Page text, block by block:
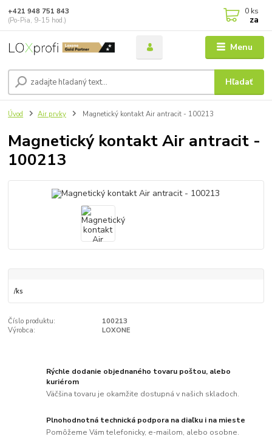
Menu
Hľadať
+421 948 751 843
(Po-Pia, 9-15 hod.)
0 ks
za
Úvod Air prvky Magnetický kontakt Air antracit - 100213
Magnetický kontakt Air antracit -
100213
/ks
Číslo produktu:
100213
Výrobca:
LOXONE
Rýchle dodanie objednaného tovaru poštou, alebo
kuriérom
Väčšina tovaru je okamžite dostupná v našich skladoch.
Plnohodnotná technická podpora na diaľku i na mieste
Pomôžeme Vám telefonicky, e-mailom, alebo osobne.